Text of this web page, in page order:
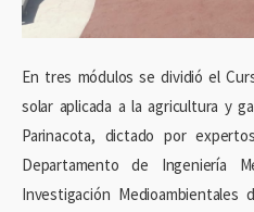
En tres módulos se dividió el
solar aplicada a la agricultura y
Parinacota, dictado por
Departamento de Ingeniería
Investigación